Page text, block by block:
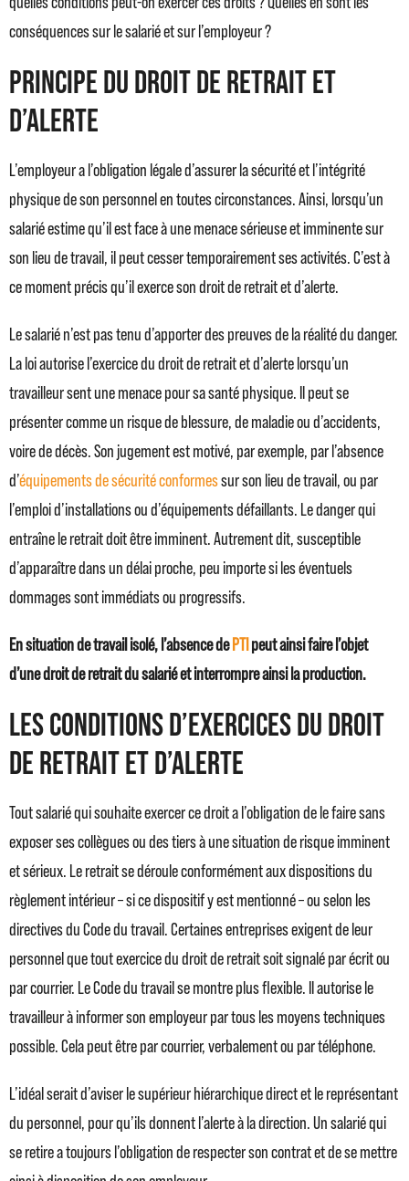
conséquences sur le salarié et sur l’employeur ?
Principe du droit de retrait et
d’alerte
L’employeur a l’obligation légale d’assurer la sécurité et l’intégrité
physique de son personnel en toutes circonstances. Ainsi, lorsqu’un
salarié estime qu’il est face à une menace sérieuse et imminente sur
son lieu de travail, il peut cesser temporairement ses activités. C’est à
ce moment précis qu’il exerce son droit de retrait et d’alerte.
Le salarié n’est pas tenu d’apporter des preuves de la réalité du danger.
La loi autorise l’exercice du droit de retrait et d’alerte lorsqu’un
travailleur sent une menace pour sa santé physique. Il peut se
présenter comme un risque de blessure, de maladie ou d’accidents,
voire de décès. Son jugement est motivé, par exemple, par l’absence
d’équipements de sécurité conformessur son lieu de travail, ou par
l’emploi d’installations ou d’équipements défaillants. Le danger qui
entraîne le retrait doit être imminent. Autrement dit, susceptible
d’apparaître dans un délai proche, peu importe si les éventuels
dommages sont immédiats ou progressifs.
En situation de travail isolé, l’absence de PTI peut ainsi faire l’objet
d’une droit de retrait du salarié et interrompre ainsi la production.
Les conditions d’exercices du droit
de retrait et d’alerte
Tout salarié qui souhaite exercer ce droit a l’obligation de le faire sans
exposer ses collègues ou des tiers à une situation de risque imminent
et sérieux. Le retrait se déroule conformément aux dispositions du
règlement intérieur – si ce dispositif y est mentionné – ou selon les
directives du Code du travail. Certaines entreprises exigent de leur
personnel que tout exercice du droit de retrait soit signalé par écrit ou
par courrier. Le Code du travail se montre plus flexible. Il autorise le
travailleur à informer son employeur par tous les moyens techniques
possible. Cela peut être par courrier, verbalement ou par téléphone.
L’idéal serait d’aviser le supérieur hiérarchique direct et le représentant
du personnel, pour qu’ils donnent l’alerte à la direction. Un salarié qui
se retire a toujours l’obligation de respecter son contrat et de se mettre